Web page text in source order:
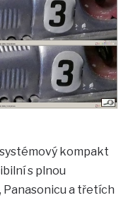
kompakt
s plnou
Panasonicu a třetích